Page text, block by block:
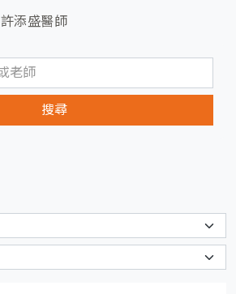
許添盛醫師